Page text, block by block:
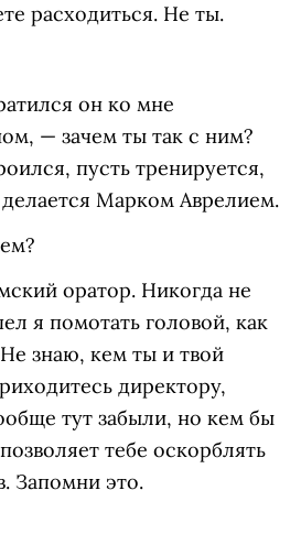
расходиться. Не ты.
он ко мне
— зачем ты так с ним?
пусть тренируется,
Марком Аврелием.
оратор. Никогда не
я помотать головой, как
знаю, кем ты и твой
директору,
тут забыли, но кем бы
тебе оскорблять
Запомни это.